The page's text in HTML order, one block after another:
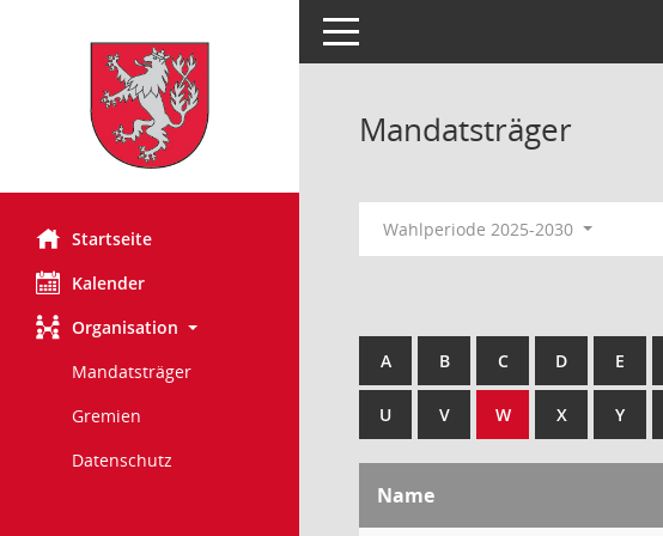
Startseite
Kalender
Organisation
Mandatsträger
Gremien
Datenschutz
Toggle navigation
Mandatsträger
Wahlperiode 2025-2030
A B C D E
U V W X Y
Name